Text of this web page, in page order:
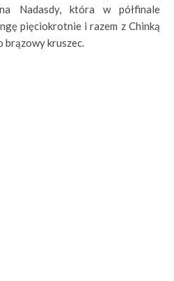
Nadasdy, która w półfinale
pięciokrotnie i razem z Chinką
brązowy kruszec.